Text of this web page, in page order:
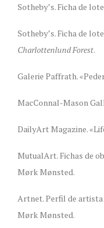
Sotheby’s. Ficha de
Sotheby’s. Ficha de
Charlottenlund Forest.
Galerie Paffrath.
MacConnal-Mason
DailyArt Magazine.
MutualArt. Fichas de
Mørk Mønsted.
Artnet. Perfil de artista
Mørk Mønsted.